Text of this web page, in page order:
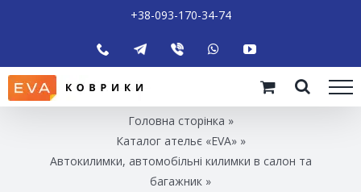
+38-093-170-34-74
Головна сторінка »
Каталог ательє «EVA»»
Автокилимки, автомобільні килимки в салон та
багажник »